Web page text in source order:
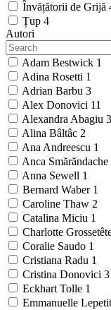
Învățătorii de Grijă
Țup 4
Autori
Adam Bestwick 1
Adina Rosetti 1
Adrian Barbu 3
Alex Donovici 11
Alexandra Abagiu 3
Alina Bâltâc 2
Ana Andreescu 1
Anca Smărăndache
Anna Sewell 1
Bernard Waber 1
Caroline Thaw 2
Catalina Miciu 1
Charlotte
Coralie Saudo 1
Cristiana Radu 1
Cristina Donovici 3
Eckhart Tolle 1
Emmanuelle Lepetit